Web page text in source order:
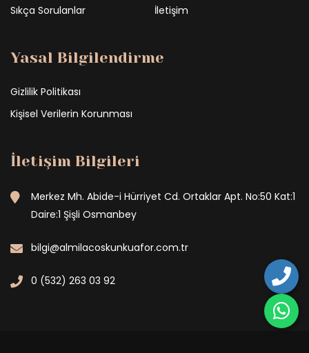
Sıkça Sorulanlar
İletişim
Yasal Bilgilendirme
Gizlilik Politikası
Kişisel Verilerin Korunması
İletişim Bilgileri
Merkez Mh. Abide-i Hürriyet Cd. Ortaklar Apt. No:50 Kat:1
Daire:1 Şişli Osmanbey
bilgi@almilacoskunkuafor.com.tr
0 (532) 263 03 92